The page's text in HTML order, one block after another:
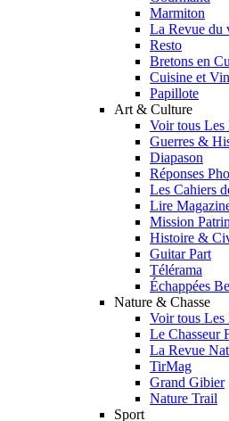
Marmiton
La Revue du
Resto
Bretons en
Cuisine et
Papillote
Art & Culture
Voir tous
Guerres &
Diapason
Réponses
Les Cahiers
Lire
Mission
Histoire &
Guitar Part
Télérama
Échappées
Nature & Chasse
Voir tous Les
Le Chasseur
La Revue
TirMag
Grand Gibier
Nature Trail
Sport